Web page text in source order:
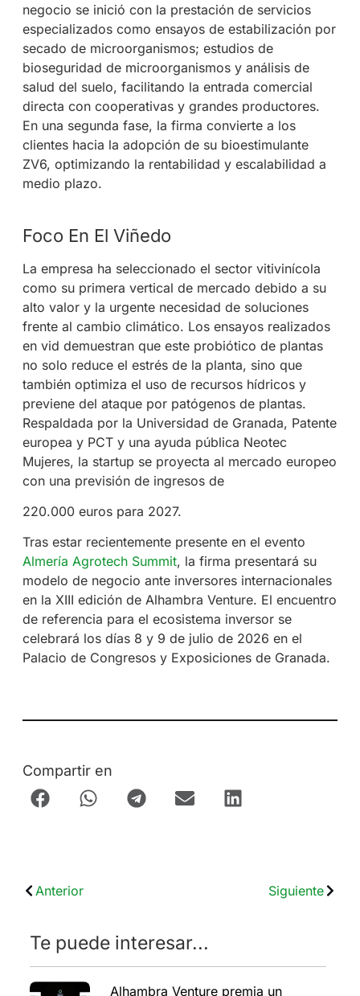
negocio se inició con la prestación de servicios
especializados como ensayos de estabilización por
secado de microorganismos; estudios de
bioseguridad de microorganismos y análisis de
salud del suelo, facilitando la entrada comercial
directa con cooperativas y grandes productores.
En una segunda fase, la firma convierte a los
clientes hacia la adopción de su bioestimulante
ZV6, optimizando la rentabilidad y escalabilidad a
medio plazo.
Foco En El Viñedo
La empresa ha seleccionado el sector vitivinícola
como su primera vertical de mercado debido a su
alto valor y la urgente necesidad de soluciones
frente al cambio climático. Los ensayos realizados
en vid demuestran que este probiótico de plantas
no solo reduce el estrés de la planta, sino que
también optimiza el uso de recursos hídricos y
previene del ataque por patógenos de plantas.
Respaldada por la Universidad de Granada, Patente
europea y PCT y una ayuda pública Neotec
Mujeres, la startup se proyecta al mercado europeo
con una previsión de ingresos de
220.000 euros para 2027.
Tras estar recientemente presente en el evento
Almería Agrotech Summit, la firma presentará su
modelo de negocio ante inversores internacionales
en la XIII edición de Alhambra Venture. El encuentro
de referencia para el ecosistema inversor se
celebrará los días 8 y 9 de julio de 2026 en el
Palacio de Congresos y Exposiciones de Granada.
Compartir en
Anterior Siguiente
Te puede interesar...
Alhambra Venture premia un